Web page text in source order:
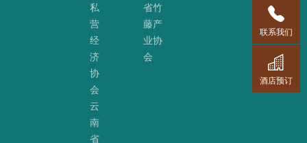
私
营
经
济
协
会
云
南
省
省竹
藤产
业协
会
联系我们
酒店预订